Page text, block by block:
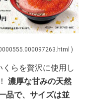
)
らを贅沢に使用し
濃厚な甘みの天然
品で、サイズは並